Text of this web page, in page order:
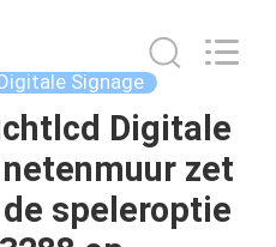
Signage
Digitale
zet
speleroptie